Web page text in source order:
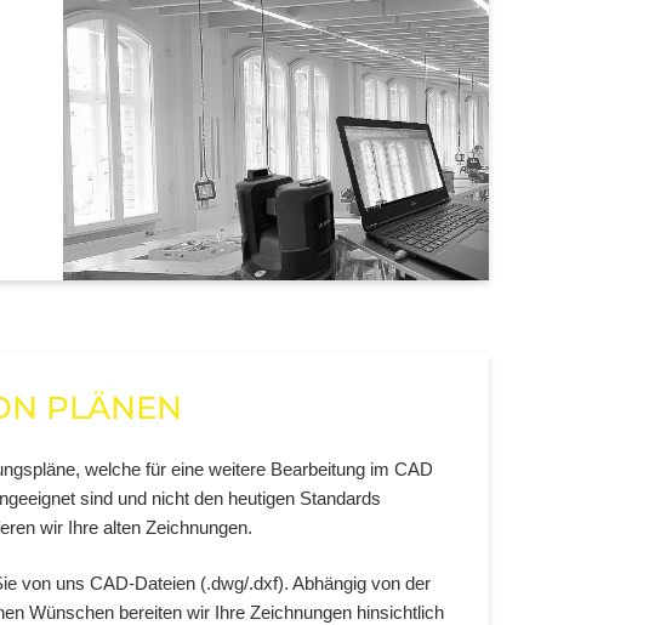
PLÄNEN
welche für eine weitere Bearbeitung im CAD
sind und nicht den heutigen Standards
wir Ihre alten Zeichnungen.
von uns CAD-Dateien (.dwg/.dxf). Abhängig von der
Wünschen bereiten wir Ihre Zeichnungen hinsichtlich